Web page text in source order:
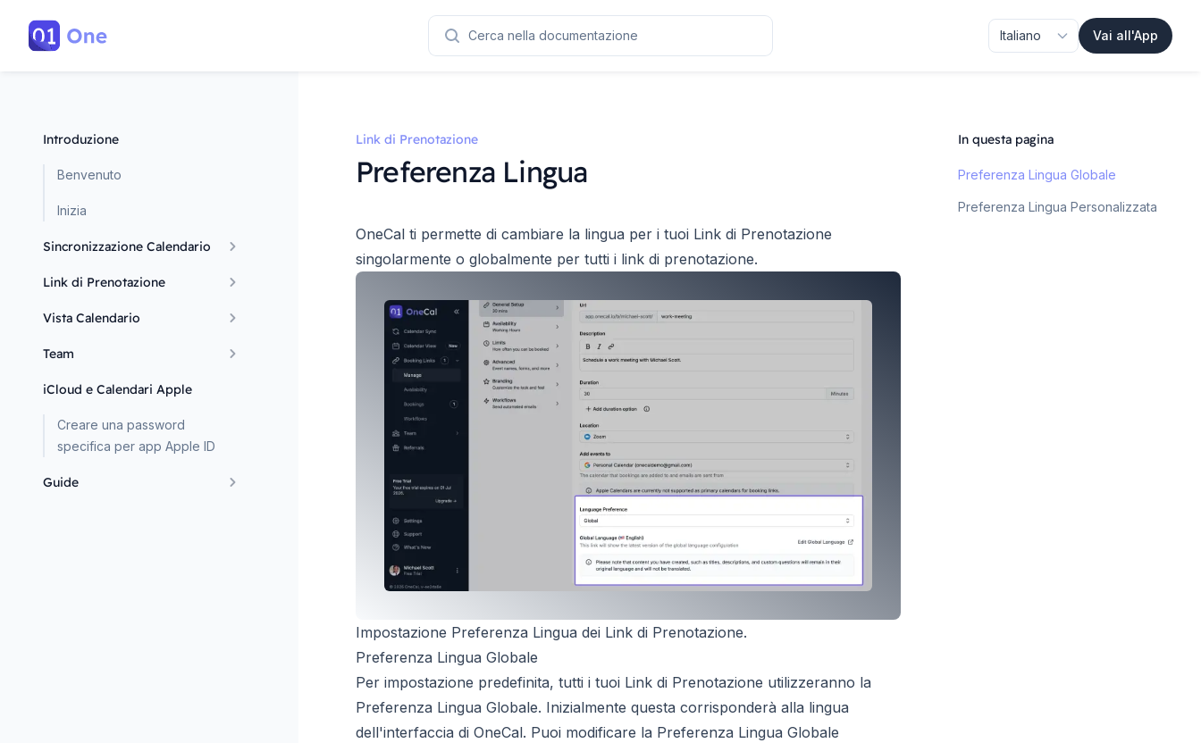
Cerca nella documentazione Vai all'App
Introduzione
Benvenuto
Inizia
Sincronizzazione Calendario
Link di Prenotazione
Vista Calendario
Team
iCloud e Calendari Apple
Creare una password
specifica per app Apple ID
Guide
Link di Prenotazione
Preferenza Lingua
OneCal ti permette di cambiare la lingua per i tuoi Link di Prenotazione
singolarmente o globalmente per tutti i link di prenotazione.
Impostazione Preferenza Lingua dei Link di Prenotazione.
Preferenza Lingua Globale
Per impostazione predefinita, tutti i tuoi Link di Prenotazione utilizzeranno la
Preferenza Lingua Globale. Inizialmente questa corrisponderà alla lingua
dell'interfaccia di OneCal. Puoi modificare la Preferenza Lingua Globale
In questa pagina
Preferenza Lingua Globale
Preferenza Lingua Personalizzata